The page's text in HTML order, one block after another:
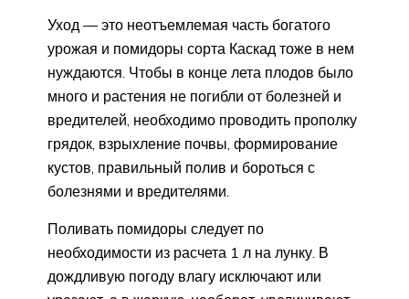
Уход — это неотъемлемая часть богатого
урожая и помидоры сорта Каскад тоже в нем
нуждаются. Чтобы в конце лета плодов было
много и растения не погибли от болезней и
вредителей, необходимо проводить прополку
грядок, взрыхление почвы, формирование
кустов, правильный полив и бороться с
болезнями и вредителями.
Поливать помидоры следует по
необходимости из расчета 1 л на лунку. В
дождливую погоду влагу исключают или